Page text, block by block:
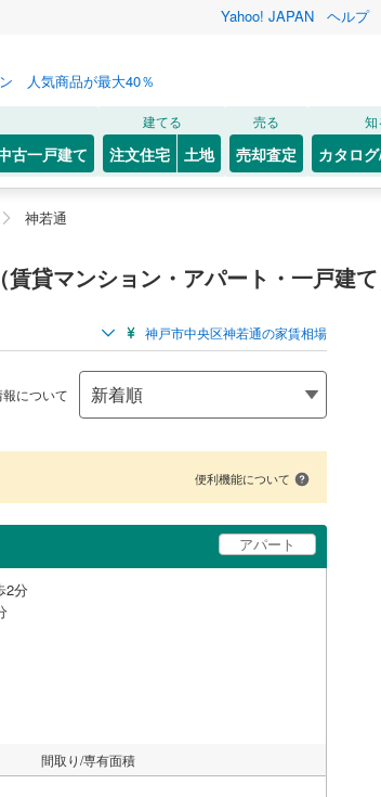
Yahoo! JAPAN ヘルプ
人気商品が最大40％
古一戸建て
建てる
注文住宅 土地
売る
売却査定
知
カタロ
神若通
（賃貸マンション・アパート・一戸建て
神戸市中央区神若通の家賃相場
について
便利機能について
アパート
2分
間取り/専有面積